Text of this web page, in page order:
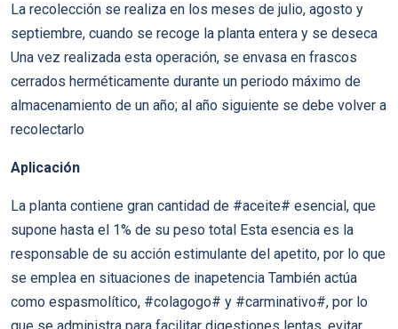
La recolección se realiza en los meses de julio, agosto y
septiembre, cuando se recoge la planta entera y se deseca
Una vez realizada esta operación, se envasa en frascos
cerrados herméticamente durante un periodo máximo de
almacenamiento de un año; al año siguiente se debe volver a
recolectarlo
Aplicación
La planta contiene gran cantidad de #aceite# esencial, que
supone hasta el 1% de su peso total Esta esencia es la
responsable de su acción estimulante del apetito, por lo que
se emplea en situaciones de inapetencia También actúa
como espasmolítico, #colagogo# y #carminativo#, por lo